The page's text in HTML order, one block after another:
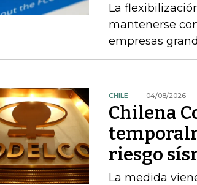
La
mantenerse
empresas
CHILE 04/08/2026
Chilena
riesgo
La medida